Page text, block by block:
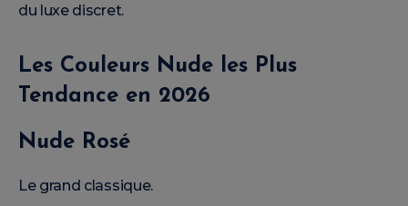
du luxe discret.
Les Couleurs Nude les Plus
Tendance en 2026
Nude Rosé
Le grand classique.